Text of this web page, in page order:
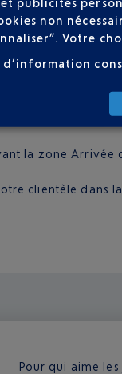
De
pas de sa
capitale, mais il
de trajet et
la zone
clientèle dans
Pour qui aime
non
Votre
d’information